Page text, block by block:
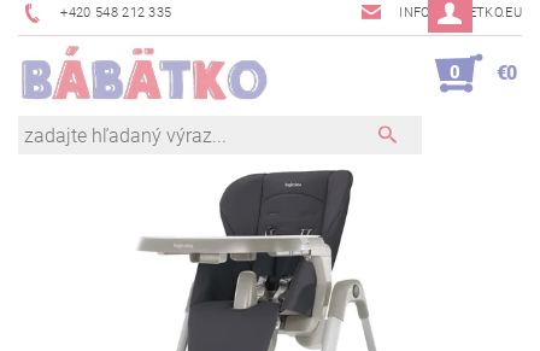
+420 548 212 335 INFO@BABETKO.EU
0 €0